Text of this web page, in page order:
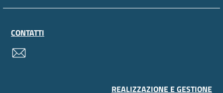
CONTATTI
REALIZZAZIONE E GESTIONE